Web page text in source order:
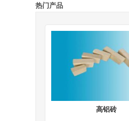
热门产品
高铝砖